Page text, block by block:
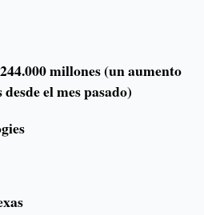
millones (un aumento
el mes pasado)